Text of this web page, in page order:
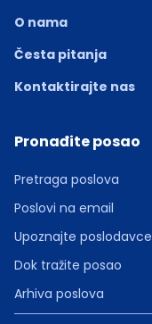
O nama
Česta pitanja
Kontaktirajte nas
Pronađite posao
Pretraga poslova
Poslovi na email
Upoznajte poslodavce
Dok tražite posao
Arhiva poslova